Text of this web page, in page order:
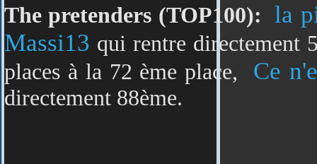
The pretenders (TOP100):
la
Massi13 qui rentre directement
places à la 72 ème place, Ce
directement 88ème.